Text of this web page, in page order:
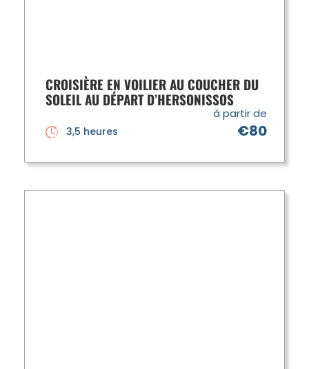
CROISIÈRE EN VOILIER AU COUCHER DU
SOLEIL AU DÉPART D’HERSONISSOS
à partir de
€80
3,5 heures